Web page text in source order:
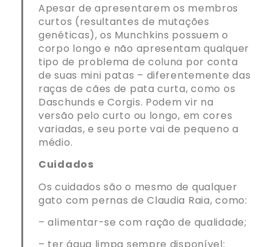
Apesar de apresentarem os membros
curtos (resultantes de mutações
genéticas), os Munchkins possuem o
corpo longo e não apresentam qualquer
tipo de problema de coluna por conta
de suas mini patas – diferentemente das
raças de cães de pata curta, como os
Daschunds e Corgis. Podem vir na
versão pelo curto ou longo, em cores
variadas, e seu porte vai de pequeno a
médio.
Cuidados
Os cuidados são o mesmo de qualquer
gato com pernas de Claudia Raia, como:
– alimentar-se com ração de qualidade;